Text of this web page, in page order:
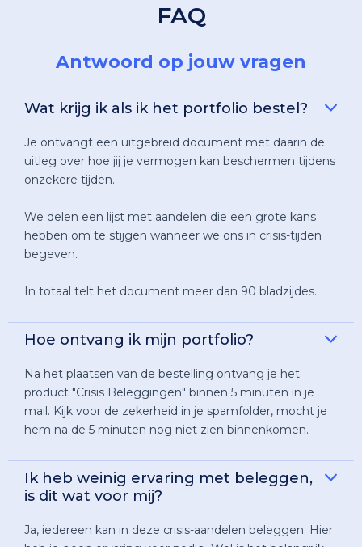
FAQ
Antwoord op jouw vragen
Wat krijg ik als ik het portfolio bestel?
Je ontvangt een uitgebreid document met daarin de
uitleg over hoe jij je vermogen kan beschermen tijdens
onzekere tijden.
We delen een lijst met aandelen die een grote kans
hebben om te stijgen wanneer we ons in crisis-tijden
begeven.
In totaal telt het document meer dan 90 bladzijdes.
Hoe ontvang ik mijn portfolio?
Na het plaatsen van de bestelling ontvang je het
product "Crisis Beleggingen" binnen 5 minuten in je
mail. Kijk voor de zekerheid in je spamfolder, mocht je
hem na de 5 minuten nog niet zien binnenkomen.
Ik heb weinig ervaring met beleggen,
is dit wat voor mij?
Ja, iedereen kan in deze crisis-aandelen beleggen. Hier